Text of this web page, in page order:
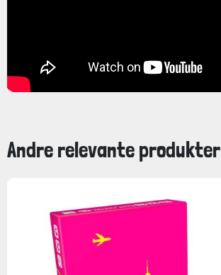
Andre relevante produkter